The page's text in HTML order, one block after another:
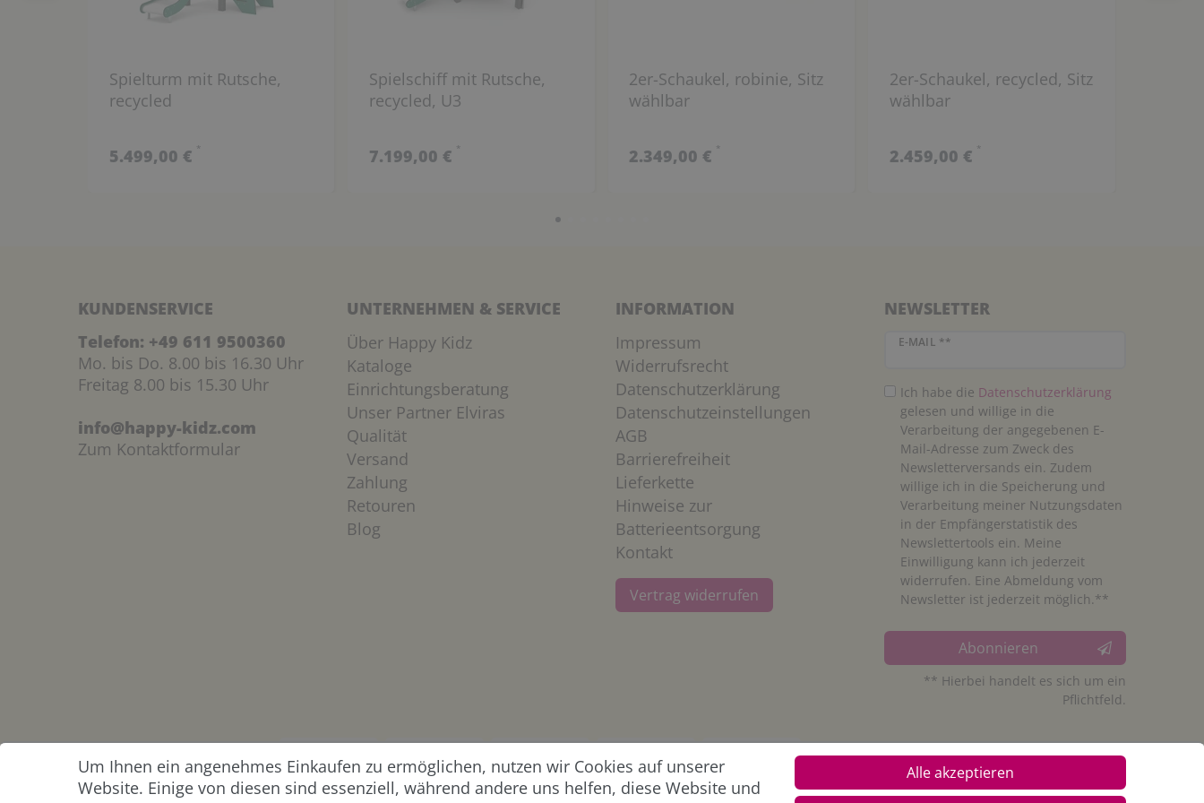
Spielturm mit Rutsche,
recycled
5.499,00 € *
Spielschiff mit Rutsche,
recycled, U3
7.199,00 € *
2er-Schaukel, robinie, Sitz
wählbar
2.349,00 € *
2er-Schaukel, recycled, Sitz
wählbar
2.459,00 € *
KUNDENSERVICE
Telefon: +49 611 9500360
Mo. bis Do. 8.00 bis 16.30 Uhr
Freitag 8.00 bis 15.30 Uhr
info@happy-kidz.com
Zum Kontaktformular
UNTERNEHMEN & SERVICE
Über Happy Kidz
Kataloge
Einrichtungsberatung
Unser Partner Elviras
Qualität
Versand
Zahlung
Retouren
Blog
INFORMATION
Impressum
Widerrufsrecht
Datenschutzerklärung
Datenschutzeinstellungen
AGB
Barrierefreiheit
Lieferkette
Hinweise zur
Batterieentsorgung
Kontakt
Vertrag widerrufen
NEWSLETTER
E-MAIL **
Newsletter Honig
Ich habe die Daten­schutz­erklärung
gelesen und willige in die
Verarbeitung der angegebenen E-
Mail-Adresse zum Zweck des
Newsletterversands ein. Zudem
willige ich in die Speicherung und
Verarbeitung meiner Nutzungsdaten
in der Empfängerstatistik des
Newslettertools ein. Meine
Einwilligung kann ich jederzeit
widerrufen. Eine Abmeldung vom
Newsletter ist jederzeit möglich.**
Abonnieren
** Hierbei handelt es sich um ein
Pflichtfeld.
ZAHLUNG &
VERSAND
Um Ihnen ein angenehmes Einkaufen zu ermöglichen, nutzen wir Cookies auf unserer
Website. Einige von diesen sind essenziell, während andere uns helfen, diese Website und
Alle akzeptieren